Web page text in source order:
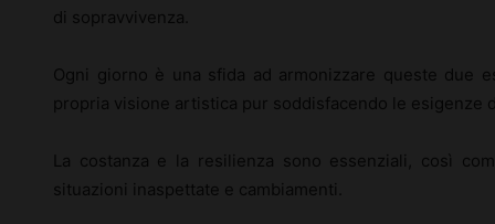
di sopravvivenza.
Ogni giorno è una sfida ad armonizzare queste due
propria visione artistica pur soddisfacendo le esigenze
La costanza e la resilienza sono essenziali, così
situazioni inaspettate e cambiamenti.